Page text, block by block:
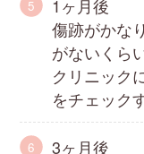
1ヶ月後
傷跡がかな
がないくら
クリニック
をチェック
3ヶ月後